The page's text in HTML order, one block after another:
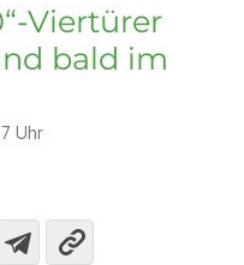
Viertürer
bald im
Uhr